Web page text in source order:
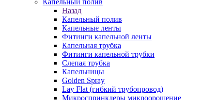
Капельный полив
Назад
Капельный полив
Капельные ленты
Фитинги капельной ленты
Капельная трубка
Фитинги капельной трубки
Слепая трубка
Капельницы
Golden Spray
Lay Flat (гибкий трубопровод)
Микроспринклеры микроорошение